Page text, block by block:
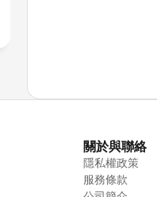
關於與聯絡
隱私權政策
服務條款